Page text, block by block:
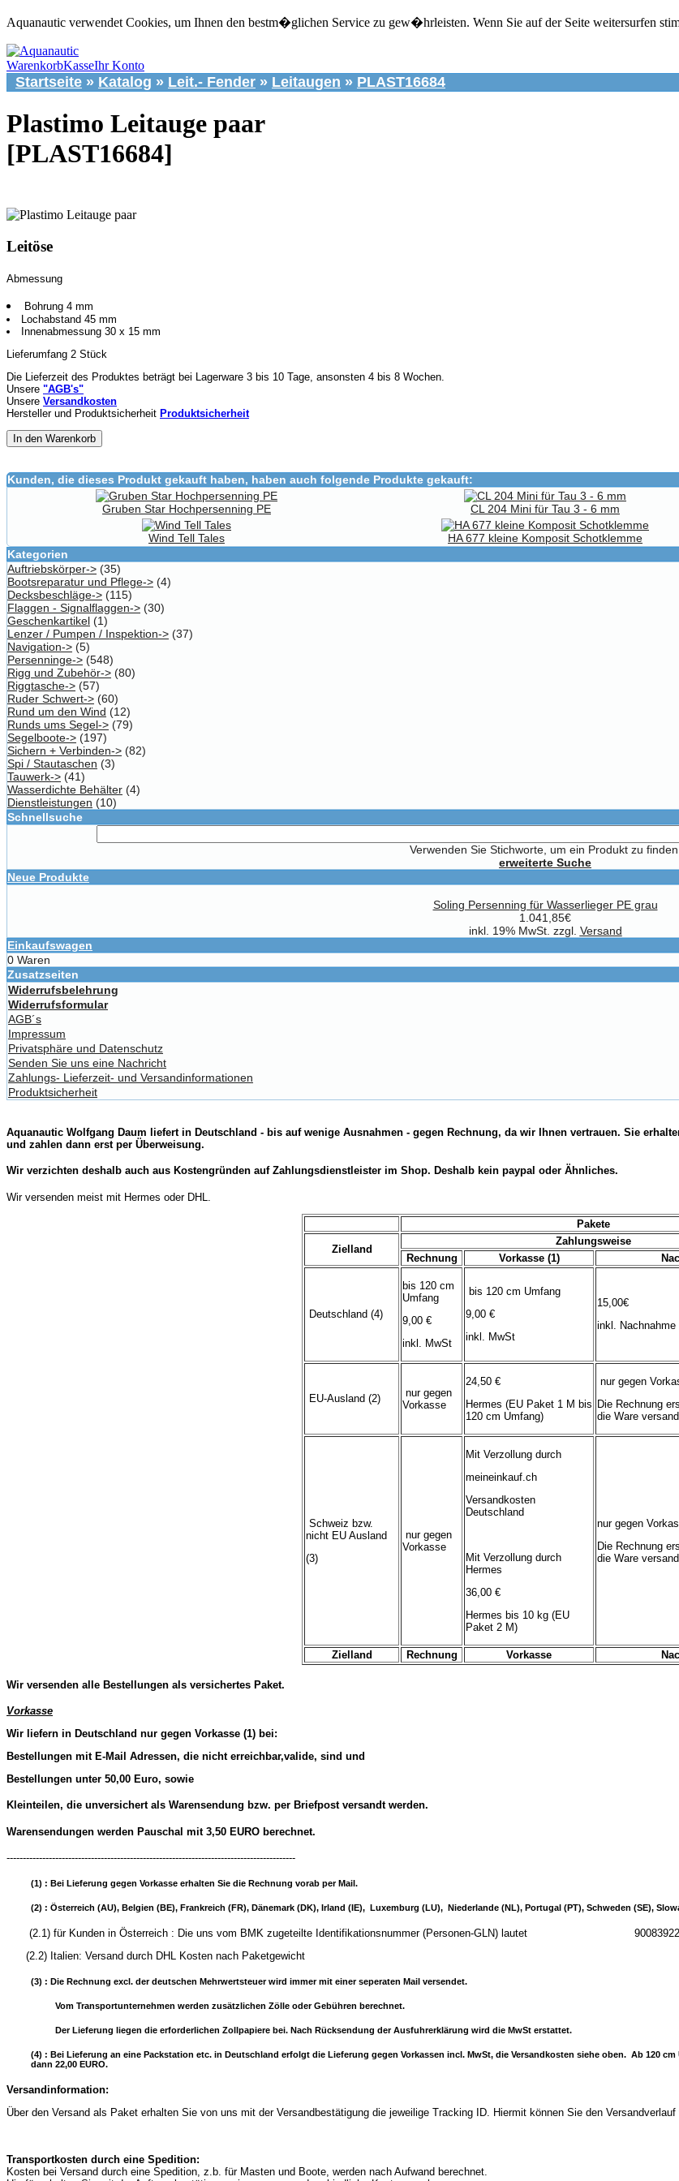
Aquanautic verwendet Cookies, um Ihnen den bestm�glichen Service zu gew�hrleisten. Wenn Sie auf der Seite weitersurfen
WarenkorbKasseIhr Konto
Startseite » Katalog » Leit.- Fender » Leitaugen » PLAST16684
Plastimo Leitauge paar
[PLAST16684]
Leitöse
Abmessung
Bohrung 4 mm
Lochabstand 45 mm
Innenabmessung 30 x 15 mm
Lieferumfang 2 Stück
Die Lieferzeit des Produktes beträgt bei Lagerware 3 bis 10 Tage, ansonsten 4 bis 8 Wochen.
Unsere "AGB's"
Unsere Versandkosten
Hersteller und Produktsicherheit Produktsicherheit
In den Warenkorb
Kunden, die dieses Produkt gekauft haben, haben auch folgende Produkte gekauft:
Gruben Star Hochpersenning PE CL 204 Mini für Tau 3 - 6 mm
Wind Tell Tales
HA 677 kleine Komposit Schotklemme
Kategorien
Auftriebskörper-> (35)
Bootsreparatur und Pflege-> (4)
Decksbeschläge-> (115)
Flaggen - Signalflaggen-> (30)
Geschenkartikel (1)
Lenzer / Pumpen / Inspektion-> (37)
Navigation-> (5)
Persenninge-> (548)
Rigg und Zubehör-> (80)
Riggtasche-> (57)
Ruder Schwert-> (60)
Rund um den Wind (12)
Runds ums Segel-> (79)
Segelboote-> (197)
Sichern + Verbinden-> (82)
Spi / Stautaschen (3)
Tauwerk-> (41)
Wasserdichte Behälter (4)
Dienstleistungen (10)
Schnellsuche
Verwenden Sie Stichworte, um ein Produkt zu finden.
erweiterte Suche
Neue Produkte
Soling Persenning für Wasserlieger PE grau
1.041,85€
inkl. 19% MwSt. zzgl. Versand
Einkaufswagen
0 Waren
Zusatzseiten
Widerrufsbelehrung
Widerrufsformular
AGB´s
Impressum
Privatsphäre und Datenschutz
Senden Sie uns eine Nachricht
Zahlungs- Lieferzeit- und Versandinformationen
Produktsicherheit
Aquanautic Wolfgang Daum liefert in Deutschland - bis auf wenige Ausnahmen - gegen Rechnung, da wir Ihnen vertrauen. Sie
und zahlen dann erst per Überweisung.
Wir verzichten deshalb auch aus Kostengründen auf Zahlungsdienstleister im Shop. Deshalb kein paypal oder Ähnliches.
Wir versenden meist mit Hermes oder DHL.
Pakete
Zielland
Zahlungsweise
Rechnung
Vorkasse (1)
Zielland Rechnung Vorkasse
Deutschland (4)
bis 120 cm
Umfang
9,00 €
inkl. MwSt
bis 120 cm Umfang
9,00 €
inkl. MwSt
15,00€
inkl. Nachnahme
EU-Ausland (2)
nur gegen
Vorkasse
24,50 €
Hermes (EU Paket 1 M bis
120 cm Umfang)
nur gegen
Die Rechnung
die Ware
Schweiz bzw.
nicht EU Ausland
(3)
nur gegen
Vorkasse
Mit Verzollung durch
meineinkauf.ch
Versandkosten
Deutschland
Mit Verzollung durch
Hermes
36,00 €
Hermes bis 10 kg (EU
Paket 2 M)
nur gegen
Die Rechnung
die Ware
Wir versenden alle Bestellungen als versichertes Paket.
Vorkasse
Wir liefern in Deutschland nur gegen Vorkasse (1) bei:
Bestellungen mit E-Mail Adressen, die nicht erreichbar,valide, sind und
Bestellungen unter 50,00 Euro, sowie
Kleinteilen, die unversichert als Warensendung bzw. per Briefpost versandt werden.
Warensendungen werden Pauschal mit 3,50 EURO berechnet.
-----------------------------------------------------------------------------------------
(1) : Bei Lieferung gegen Vorkasse erhalten Sie die Rechnung vorab per Mail.
(2) : Österreich (AU), Belgien (BE), Frankreich (FR), Dänemark (DK), Irland (IE), Luxemburg (LU), Niederlande (NL), Portugal (PT), Schweden (SE),
(2.1) für Kunden in Österreich : Die uns vom BMK zugeteilte Identifikationsnummer (Personen-GLN) lautet
(2.2) Italien: Versand durch DHL Kosten nach Paketgewicht
(3) : Die Rechnung excl. der deutschen Mehrwertsteuer wird immer mit einer seperaten Mail versendet.
Vom Transportunternehmen werden zusätzlichen Zölle oder Gebühren berechnet.
Der Lieferung liegen die erforderlichen Zollpapiere bei. Nach Rücksendung der Ausfuhrerklärung wird die MwSt erstattet.
(4) : Bei Lieferung an eine Packstation etc. in Deutschland erfolgt die Lieferung gegen Vorkassen incl. MwSt, die Versandkosten siehe oben. Ab 120
dann 22,00 EURO.
Versandinformation:
Über den Versand als Paket erhalten Sie von uns mit der Versandbestätigung die jeweilige Tracking ID. Hiermit können Sie den Versandverlauf
Transportkosten durch eine Spedition:
Kosten bei Versand durch eine Spedition, z.b. für Masten und Boote, werden nach Aufwand berechnet.